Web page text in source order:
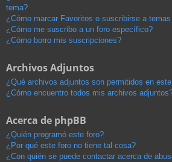
tema?
¿Cómo marcar Favoritos o suscribirse a
¿Cómo me suscribo a un foro específico?
¿Cómo borro mis suscripciones?
Archivos Adjuntos
¿Qué archivos adjuntos son permitidos en
¿Cómo encuentro todos mis archivos
Acerca de phpBB
¿Quién programó este foro?
¿Por qué este foro no tiene tal cosa?
¿Con quién se puede contactar acerca de